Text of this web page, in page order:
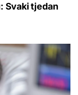
Svaki tjedan